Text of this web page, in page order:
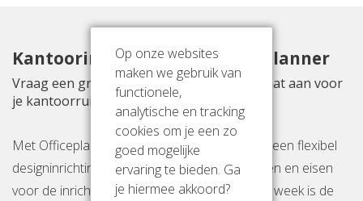
Kantoorinrichting met Officeplanner
Vraag een gratis inrichtingsvoorstel op maat aan voor
je kantoorruimte aan De Kolk 6
Met Officeplanner huur, huurkoop of koop je een flexibel
designinrichtingspakket op basis van je wensen en eisen
voor de inrichting van jouw kantoor. Binnen 1 week is de
Op onze websites
maken we gebruik van
functionele,
analytische en tracking
cookies om je een zo
goed mogelijke
ervaring te bieden. Ga
je hiermee akkoord?